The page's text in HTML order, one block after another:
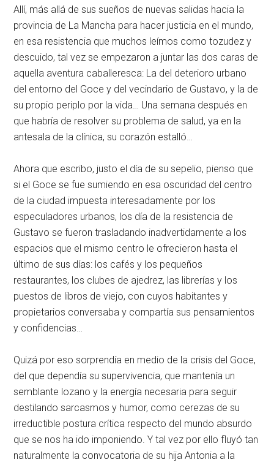
Allí, más allá de sus sueños de nuevas salidas hacia la
provincia de La Mancha para hacer justicia en el mundo,
en esa resistencia que muchos leímos como tozudez y
descuido, tal vez se empezaron a juntar las dos caras de
aquella aventura caballeresca: La del deterioro urbano
del entorno del Goce y del vecindario de Gustavo, y la de
su propio periplo por la vida… Una semana después en
que habría de resolver su problema de salud, ya en la
antesala de la clínica, su corazón estalló…
Ahora que escribo, justo el día de su sepelio, pienso que
si el Goce se fue sumiendo en esa oscuridad del centro
de la ciudad impuesta interesadamente por los
especuladores urbanos, los día de la resistencia de
Gustavo se fueron trasladando inadvertidamente a los
espacios que el mismo centro le ofrecieron hasta el
último de sus días: los cafés y los pequeños
restaurantes, los clubes de ajedrez, las librerías y los
puestos de libros de viejo, con cuyos habitantes y
propietarios conversaba y compartía sus pensamientos
y confidencias…
Quizá por eso sorprendía en medio de la crisis del Goce,
del que dependía su supervivencia, que mantenía un
semblante lozano y la energía necesaria para seguir
destilando sarcasmos y humor, como cerezas de su
irreductible postura crítica respecto del mundo absurdo
que se nos ha ido imponiendo. Y tal vez por ello fluyó tan
naturalmente la convocatoria de su hija Antonia a la